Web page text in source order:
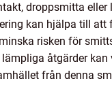
droppsmitta eller
kan hjälpa till att
risken för
åtgärder kan
från denna